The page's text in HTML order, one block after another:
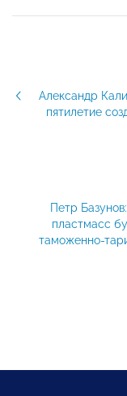
Александр
пятилетие
Петр
пластмасс
таможенно-